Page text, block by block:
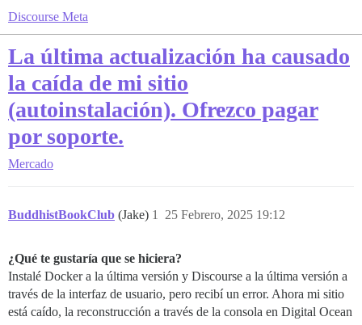
Discourse Meta
La última actualización ha causado
la caída de mi sitio
(autoinstalación). Ofrezco pagar
por soporte.
Mercado
BuddhistBookClub (Jake) 25 Febrero, 2025 19:12
1
¿Qué te gustaría que se hiciera?
Instalé Docker a la última versión y Discourse a la última versión a
través de la interfaz de usuario, pero recibí un error. Ahora mi sitio
está caído, la reconstrucción a través de la consola en Digital Ocean